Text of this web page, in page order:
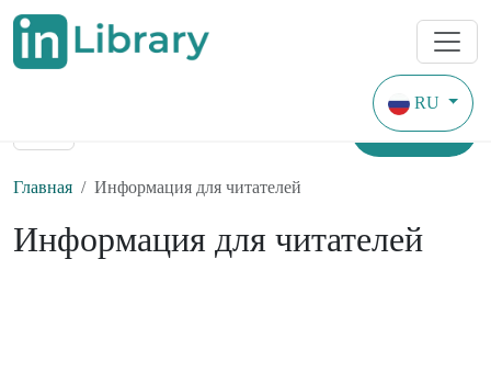
RU
Найти
Главная Информация для читателей
Информация для читателей